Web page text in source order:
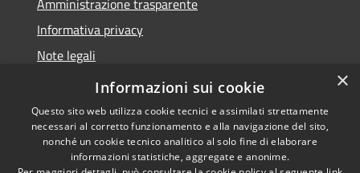
Amministrazione trasparente
Informativa privacy
Note legali
Dichiarazione di accessibilità
Copyright © 2026 • Comune di
×
Informazioni sui cookie
Questo sito web utilizza cookie tecnici e assimilati strettamente
necessari al corretto funzionamento e alla navigazione del sito,
nonché un cookie tecnico analitico al solo fine di elaborare
informazioni statistiche, aggregate e anonime.